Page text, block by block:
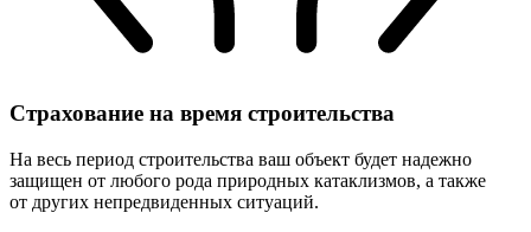
Страхование на время строительства
На весь период строительства ваш объект будет надежно
защищен от любого рода природных катаклизмов, а также
от других непредвиденных ситуаций.